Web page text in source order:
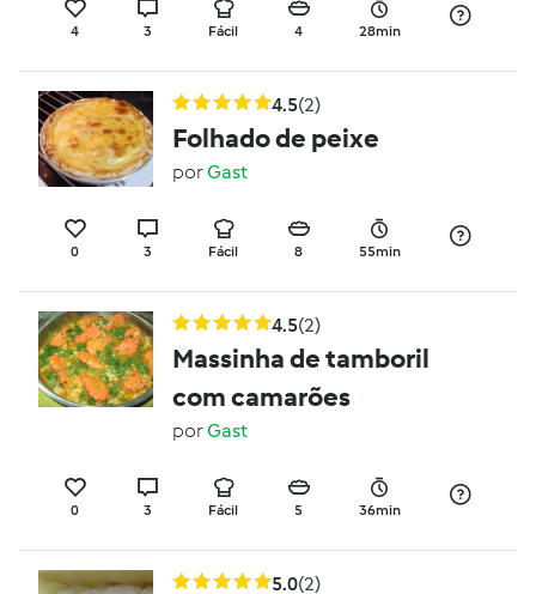
4 3 Fácil 4 28min
4.5(2)
Folhado de peixe
porGast
0 3 Fácil 8 55min
4.5(2)
Massinha de tamboril
com camarões
porGast
0 3 Fácil 5 36min
5.0(2)